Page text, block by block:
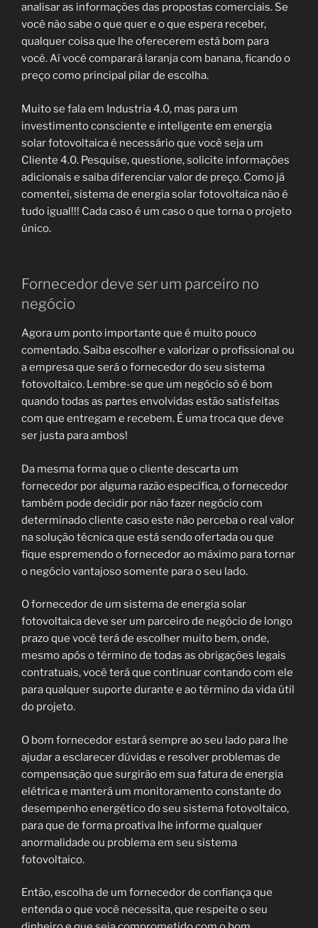
analisar as informações das propostas comerciais. Se
você não sabe o que quer e o que espera receber,
qualquer coisa que lhe oferecerem está bom para
você. Aí você comparará laranja com banana, ficando o
preço como principal pilar de escolha.
Muito se fala em Industria 4.0, mas para um
investimento consciente e inteligente em energia
solar fotovoltaica é necessário que você seja um
Cliente 4.0. Pesquise, questione, solicite informações
adicionais e saiba diferenciar valor de preço. Como já
comentei, sistema de energia solar fotovoltaica não é
tudo igual!!! Cada caso é um caso o que torna o projeto
único.
Fornecedor deve ser um parceiro no
negócio
Agora um ponto importante que é muito pouco
comentado. Saiba escolher e valorizar o profissional ou
a empresa que será o fornecedor do seu sistema
fotovoltaico. Lembre-se que um negócio só é bom
quando todas as partes envolvidas estão satisfeitas
com que entregam e recebem. É uma troca que deve
ser justa para ambos!
Da mesma forma que o cliente descarta um
fornecedor por alguma razão específica, o fornecedor
também pode decidir por não fazer negócio com
determinado cliente caso este não perceba o real valor
na solução técnica que está sendo ofertada ou que
fique espremendo o fornecedor ao máximo para tornar
o negócio vantajoso somente para o seu lado.
O fornecedor de um sistema de energia solar
fotovoltaica deve ser um parceiro de negócio de longo
prazo que você terá de escolher muito bem, onde,
mesmo após o término de todas as obrigações legais
contratuais, você terá que continuar contando com ele
para qualquer suporte durante e ao término da vida útil
do projeto.
O bom fornecedor estará sempre ao seu lado para lhe
ajudar a esclarecer dúvidas e resolver problemas de
compensação que surgirão em sua fatura de energia
elétrica e manterá um monitoramento constante do
desempenho energético do seu sistema fotovoltaico,
para que de forma proativa lhe informe qualquer
anormalidade ou problema em seu sistema
fotovoltaico.
Então, escolha de um fornecedor de confiança que
entenda o que você necessita, que respeite o seu